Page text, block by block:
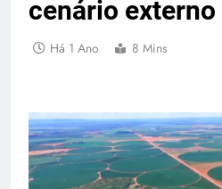
cenário externo
Há 1 Ano 8 Mins